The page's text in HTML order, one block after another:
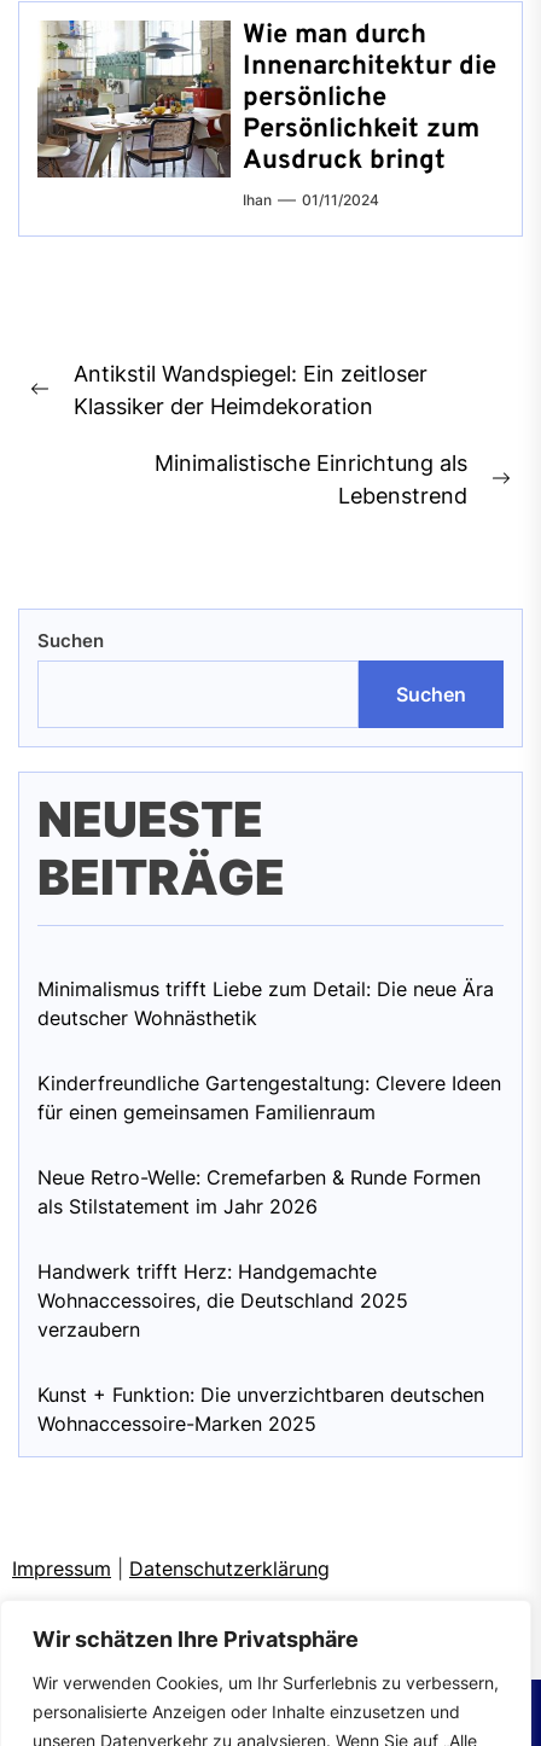
Wir schätzen Ihre Privatsphäre
Wir verwenden Cookies, um Ihr Surferlebnis zu verbessern,
personalisierte Anzeigen oder Inhalte einzusetzen und
unseren Datenverkehr zu analysieren. Wenn Sie auf „Alle
Wie man durch
Innenarchitektur die
persönliche
Persönlichkeit zum
Ausdruck bringt
Ihan 01/11/2024
Previous
Antikstil Wandspiegel: Ein zeitloser
Klassiker der Heimdekoration
Minimalistische Einrichtung als
Lebenstrend
Suchen
Suchen
NEUESTE
BEITRÄGE
Minimalismus trifft Liebe zum Detail: Die neue Ära
deutscher Wohnästhetik
Kinderfreundliche Gartengestaltung: Clevere Ideen
für einen gemeinsamen Familienraum
Neue Retro-Welle: Cremefarben & Runde Formen
als Stilstatement im Jahr 2026
Handwerk trifft Herz: Handgemachte
Wohnaccessoires, die Deutschland 2025
verzaubern
Kunst + Funktion: Die unverzichtbaren deutschen
Wohnaccessoire-Marken 2025
Impressum Datenschutzerklärung